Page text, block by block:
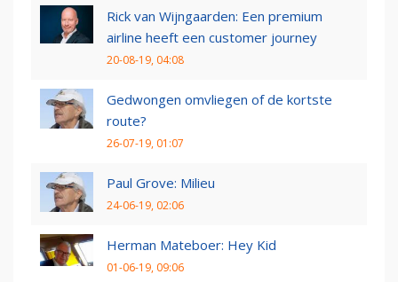
Rick van Wijngaarden: Een premium
airline heeft een customer journey
20-08-19, 04:08
Gedwongen omvliegen of de kortste
route?
26-07-19, 01:07
Paul Grove: Milieu
24-06-19, 02:06
Herman Mateboer: Hey Kid
01-06-19, 09:06